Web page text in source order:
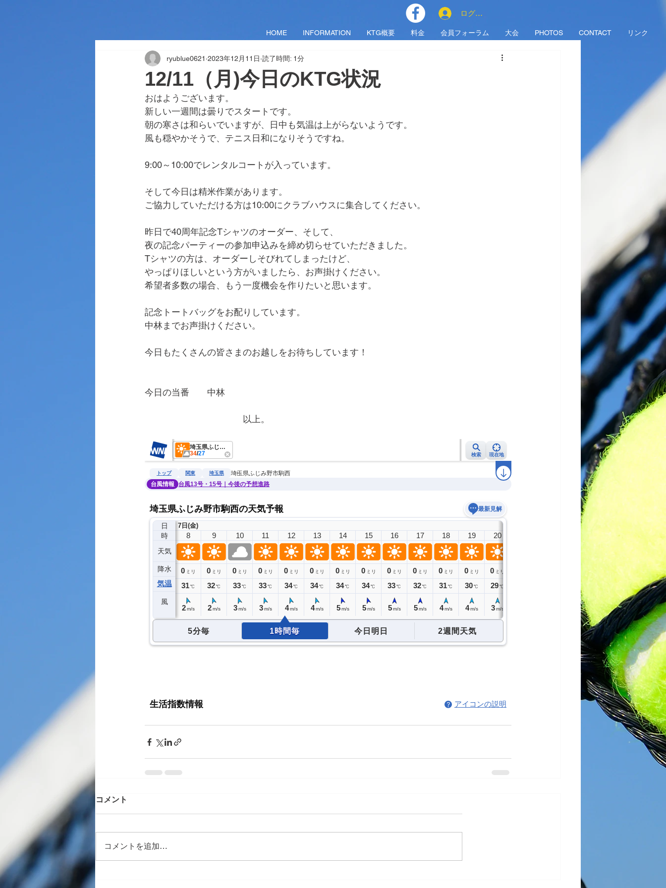
HOME INFORMATION KTG概要 料金 会員フォーラム 大会 PHOTOS CONTACT リンク
ログイン
12/11（月)今日のKTG状況
ryublue0621 2023年12月11日 読了時間: 1分
おはようございます。
新しい一週間は曇りでスタートです。
朝の寒さは和らいでいますが、日中も気温は上がらないようです。
風も穏やかそうで、テニス日和になりそうですね。
9:00～10:00でレンタルコートが入っています。
そして今日は精米作業があります。
ご協力していただける方は10:00にクラブハウスに集合してください。
昨日で40周年記念Tシャツのオーダー、そして、
夜の記念パーティーの参加申込みを締め切らせていただきました。
Tシャツの方は、オーダーしそびれてしまったけど、
やっぱりほしいという方がいましたら、お声掛けください。
希望者多数の場合、もう一度機会を作りたいと思います。
記念トートバッグをお配りしています。
中林までお声掛けください。
今日もたくさんの皆さまのお越しをお待ちしています！
今日の当番　　中林
以上。
コメント
コメントを追加…